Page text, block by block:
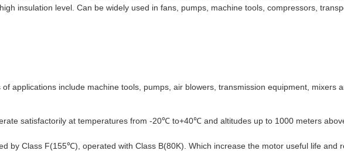
insulation level. Can be widely used in fans, pumps, machine tools, compressors,
applications include machine tools, pumps, air blowers, transmission equipment, mixers
satisfactorily at temperatures from -20℃ to+40℃ and altitudes up to 1000 meters
by Class F(155℃), operated with Class B(80K). Which increase the motor useful life and